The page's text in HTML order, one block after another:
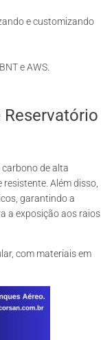
e customizando
e AWS.
de alta
Além disso,
garantindo a
a exposição aos raios
com materiais em